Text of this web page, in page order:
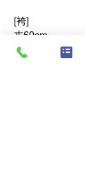
[袴]
丈60cm